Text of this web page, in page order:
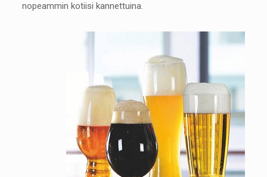
nopeammin kotiisi kannettuina.